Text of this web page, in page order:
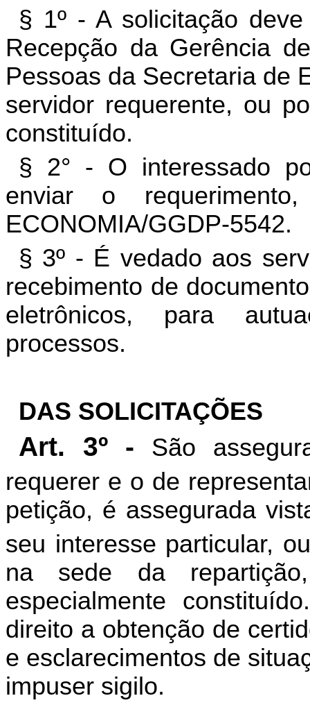
§ 1º - A solicitação
Recepção da Gerência
Pessoas da Secretaria de
servidor requerente, ou
constituído.
§ 2° - O interessado
enviar o
ECONOMIA/GGDP-5542.
§ 3º - É vedado aos
recebimento de
eletrônicos, para
processos.
DAS SOLICITAÇÕES
Art. 3º - São
requerer e o de
petição, é assegurada
seu interesse particular,
na sede da
especialmente
direito a obtenção de
e esclarecimentos de
impuser sigilo.